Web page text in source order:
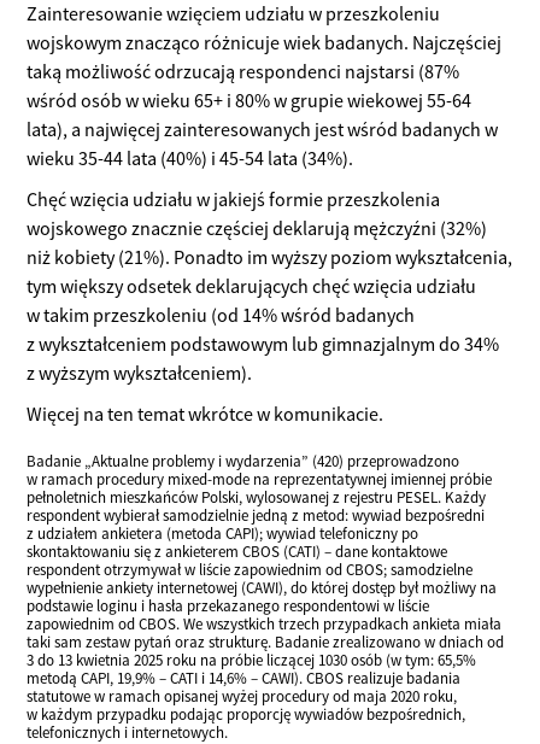
Zainteresowanie wzięciem udziału w przeszkoleniu
wojskowym znacząco różnicuje wiek badanych. Najczęściej
taką możliwość odrzucają respondenci najstarsi (87%
wśród osób w wieku 65+ i 80% w grupie wiekowej 55-64
lata), a najwięcej zainteresowanych jest wśród badanych w
wieku 35-44 lata (40%) i 45-54 lata (34%).
Chęć wzięcia udziału w jakiejś formie przeszkolenia
wojskowego znacznie częściej deklarują mężczyźni (32%)
niż kobiety (21%). Ponadto im wyższy poziom wykształcenia,
tym większy odsetek deklarujących chęć wzięcia udziału
w takim przeszkoleniu (od 14% wśród badanych
z wykształceniem podstawowym lub gimnazjalnym do 34%
z wyższym wykształceniem).
Więcej na ten temat wkrótce w komunikacie.
Badanie „Aktualne problemy i wydarzenia” (420) przeprowadzono
w ramach procedury mixed-mode na reprezentatywnej imiennej próbie
pełnoletnich mieszkańców Polski, wylosowanej z rejestru PESEL. Każdy
respondent wybierał samodzielnie jedną z metod: wywiad bezpośredni
z udziałem ankietera (metoda CAPI); wywiad telefoniczny po
skontaktowaniu się z ankieterem CBOS (CATI) – dane kontaktowe
respondent otrzymywał w liście zapowiednim od CBOS; samodzielne
wypełnienie ankiety internetowej (CAWI), do której dostęp był możliwy na
podstawie loginu i hasła przekazanego respondentowi w liście
zapowiednim od CBOS. We wszystkich trzech przypadkach ankieta miała
taki sam zestaw pytań oraz strukturę. Badanie zrealizowano w dniach od
3 do 13 kwietnia 2025 roku na próbie liczącej 1030 osób (w tym: 65,5%
metodą CAPI, 19,9% – CATI i 14,6% – CAWI). CBOS realizuje badania
statutowe w ramach opisanej wyżej procedury od maja 2020 roku,
w każdym przypadku podając proporcję wywiadów bezpośrednich,
telefonicznych i internetowych.